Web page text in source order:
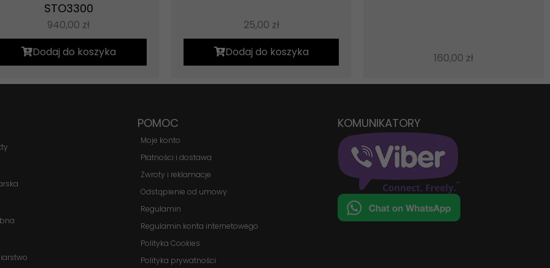
STO3300
940,00 zł
Dodaj do koszyka
25,00 zł
Dodaj do koszyka
160,00 zł
POMOC
Moje konto
Płatności i dostawa
Zwroty i reklamacje
Odstąpienie od umowy
Regulamin
Regulamin konta internetowego
Polityka Cookies
Polityka prywatności
KOMUNIKATORY
funkcjonalność
internetowej,
strona jest
używana.
Doświadczenie
Aby nasza
strona
działała jak
najlepiej
podczas